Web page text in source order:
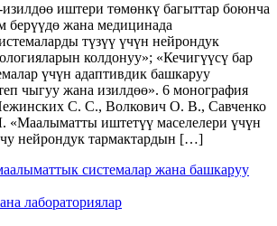
иштери төмөнкү багыттар боюнча
берүүдө жана медицинада
түзүү үчүн нейрондук
колдонуу»; «Кечигүүсү бар
үчүн адаптивдик башкаруу
чыгуу жана изилдөө». 6 монография
С. С., Волкович О. В., Савченко
иштетүү маселелери үчүн
нейрондук тармактардын […]
системалар жана башкаруу